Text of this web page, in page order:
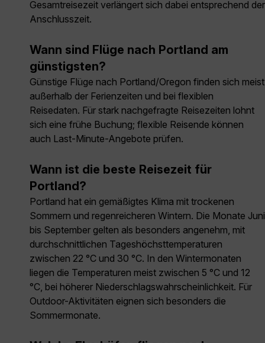
Gesamtreisezeit verlängert sich dabei entsprechend der
Anschlusszeit.
Wann sind Flüge nach Portland am
günstigsten?
Günstige Flüge nach Portland/Oregon finden sich meist
außerhalb der Ferienzeiten und bei flexiblen
Reisedaten. Für stark nachgefragte Reisezeiten lohnt
sich eine frühe Buchung; flexible Reisende können
auch Last-Minute-Angebote prüfen.
Wann ist die beste Reisezeit für
Portland?
Portland hat ein gemäßigtes Klima mit trockenen
Sommern und regenreicheren Wintern. Die Monate Juni
bis September gelten als besonders angenehm, mit
durchschnittlichen Tageshöchsttemperaturen
zwischen 22 °C und 30 °C. In den Wintermonaten
liegen die Temperaturen meist zwischen 5 °C und 12
°C, bei höherer Niederschlagswahrscheinlichkeit. Für
Outdoor-Aktivitäten eignen sich besonders die
Sommermonate.